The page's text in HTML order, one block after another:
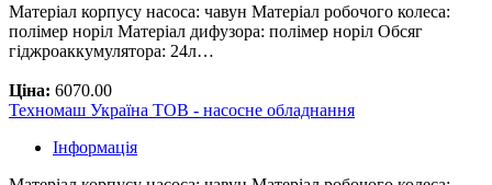
Матеріал корпусу насоса: чавун Матеріал робочого колеса:
полімер норіл Матеріал дифузора: полімер норіл Обсяг
гіджроаккумулятора: 24л…
Ціна: 6070.00
Техномаш Україна ТОВ - насосне обладнання
Інформація